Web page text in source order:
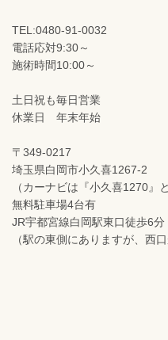
TEL:0480-91-0032
電話応対9:30～
施術時間10:00～
土日祝も毎日営業
休業日 年末年始
〒349-0217
埼玉県白岡市小久喜1267-2
（カーナビは『小久喜1270』
無料駐車場4台有
JR宇都宮線白岡駅東口徒歩6分
（駅の東側にありますが、西